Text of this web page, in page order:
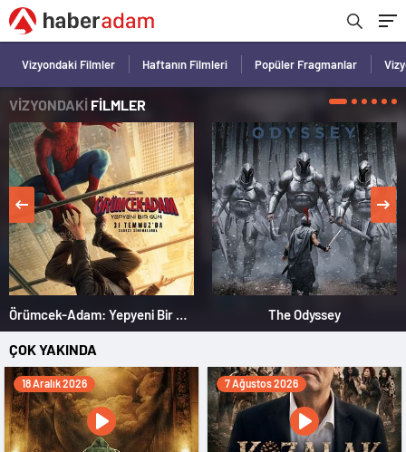
Vizyondaki Filmler Haftanın Filmleri Popüler Fragmanlar
VİZYONDAKİ FİLMLER
Örümcek-Adam: Yepyeni Bir Gün The Odyssey
ÇOK YAKINDA
18 Aralık 2026 7 Ağustos 2026